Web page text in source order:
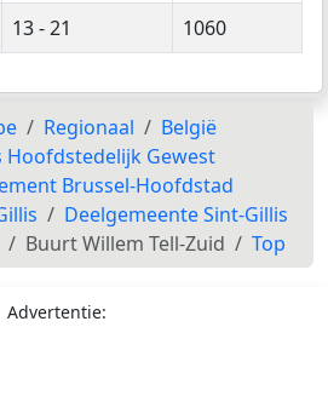
13 - 21 1060
Regionaal
België
Hoofdstedelijk Gewest
Brussel-Hoofdstad
Deelgemeente Sint-Gillis
Buurt Willem Tell-Zuid Top
Advertentie: